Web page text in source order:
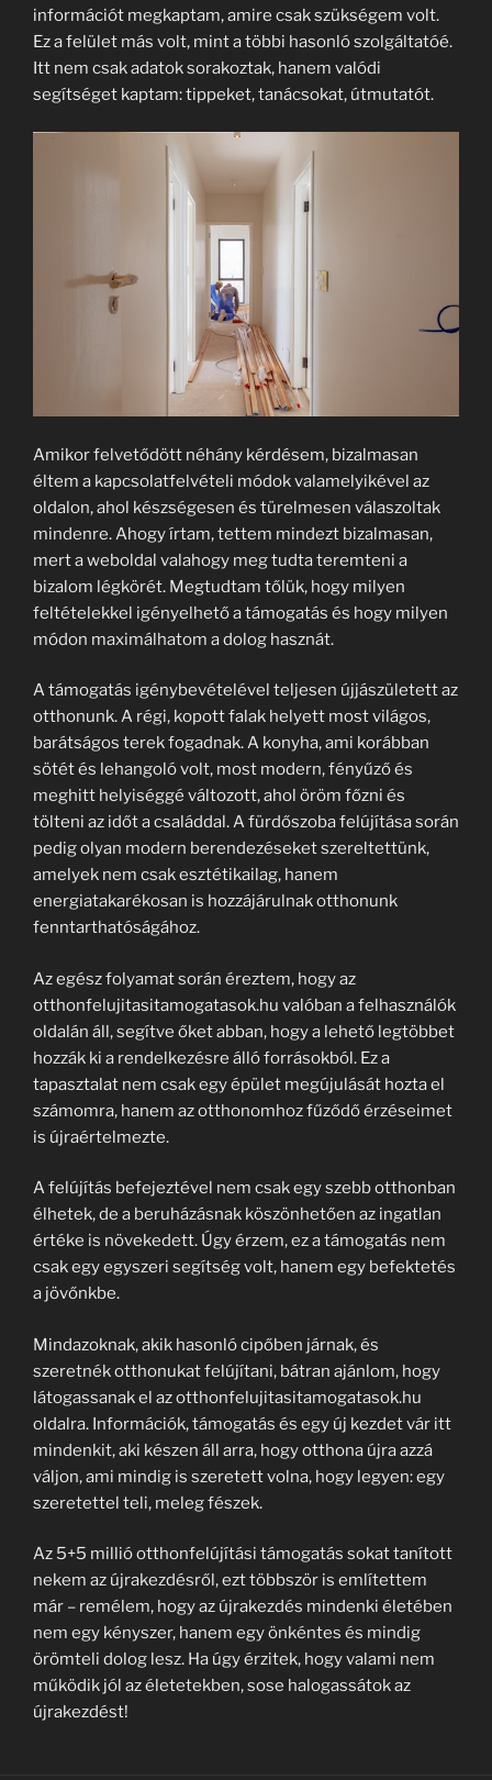
információt megkaptam, amire csak szükségem volt.
Ez a felület más volt, mint a többi hasonló szolgáltatóé.
Itt nem csak adatok sorakoztak, hanem valódi
segítséget kaptam: tippeket, tanácsokat, útmutatót.
Amikor felvetődött néhány kérdésem, bizalmasan
éltem a kapcsolatfelvételi módok valamelyikével az
oldalon, ahol készségesen és türelmesen válaszoltak
mindenre. Ahogy írtam, tettem mindezt bizalmasan,
mert a weboldal valahogy meg tudta teremteni a
bizalom légkörét. Megtudtam tőlük, hogy milyen
feltételekkel igényelhető a támogatás és hogy milyen
módon maximálhatom a dolog hasznát.
A támogatás igénybevételével teljesen újjászületett az
otthonunk. A régi, kopott falak helyett most világos,
barátságos terek fogadnak. A konyha, ami korábban
sötét és lehangoló volt, most modern, fényűző és
meghitt helyiséggé változott, ahol öröm főzni és
tölteni az időt a családdal. A fürdőszoba felújítása során
pedig olyan modern berendezéseket szereltettünk,
amelyek nem csak esztétikailag, hanem
energiatakarékosan is hozzájárulnak otthonunk
fenntarthatóságához.
Az egész folyamat során éreztem, hogy az
otthonfelujitasitamogatasok.hu valóban a felhasználók
oldalán áll, segítve őket abban, hogy a lehető legtöbbet
hozzák ki a rendelkezésre álló forrásokból. Ez a
tapasztalat nem csak egy épület megújulását hozta el
számomra, hanem az otthonomhoz fűződő érzéseimet
is újraértelmezte.
A felújítás befejeztével nem csak egy szebb otthonban
élhetek, de a beruházásnak köszönhetően az ingatlan
értéke is növekedett. Úgy érzem, ez a támogatás nem
csak egy egyszeri segítség volt, hanem egy befektetés
a jövőnkbe.
Mindazoknak, akik hasonló cipőben járnak, és
szeretnék otthonukat felújítani, bátran ajánlom, hogy
látogassanak el az otthonfelujitasitamogatasok.hu
oldalra. Információk, támogatás és egy új kezdet vár itt
mindenkit, aki készen áll arra, hogy otthona újra azzá
váljon, ami mindig is szeretett volna, hogy legyen: egy
szeretettel teli, meleg fészek.
Az 5+5 millió otthonfelújítási támogatás sokat tanított
nekem az újrakezdésről, ezt többször is említettem
már – remélem, hogy az újrakezdés mindenki életében
nem egy kényszer, hanem egy önkéntes és mindig
örömteli dolog lesz. Ha úgy érzitek, hogy valami nem
működik jól az életetekben, sose halogassátok az
újrakezdést!